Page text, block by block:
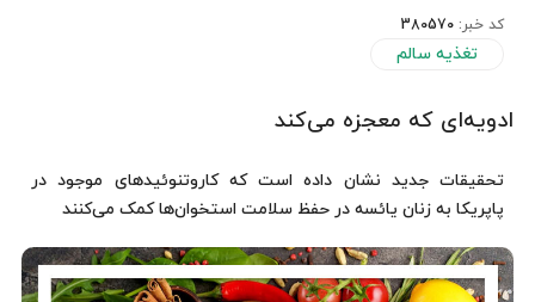
کد خبر: 380570
تغذیه سالم
ادویه‌ای که معجزه می‌کند
تحقیقات جدید نشان داده است که کاروتنوئیدهای موجود در
پاپریکا به زنان یائسه در حفظ سلامت استخوان‌ها کمک می‌کنند